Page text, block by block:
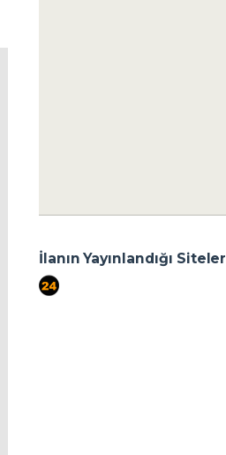
İlanın Yayınlandığı Siteler